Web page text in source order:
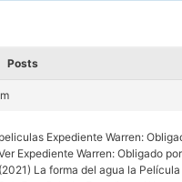
Posts
peliculas Expediente Warren:
Expediente Warren: Obligado
(2021) La forma del agua la